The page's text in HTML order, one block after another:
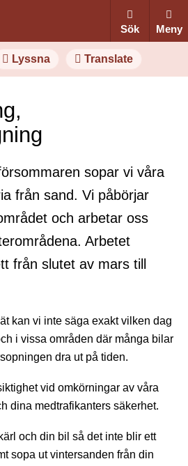
Sök Meny
Lyssna Translate
sopar vi våra
från sand. Vi påbörjar
och arbetar oss
Arbetet
från slutet av mars till
kan vi inte säga exakt vilken dag
i vissa områden där många bilar
dra ut på tiden.
vid omkörningar av våra
dina medtrafikanters säkerhet.
och din bil så det inte blir ett
sopa ut vintersanden från din